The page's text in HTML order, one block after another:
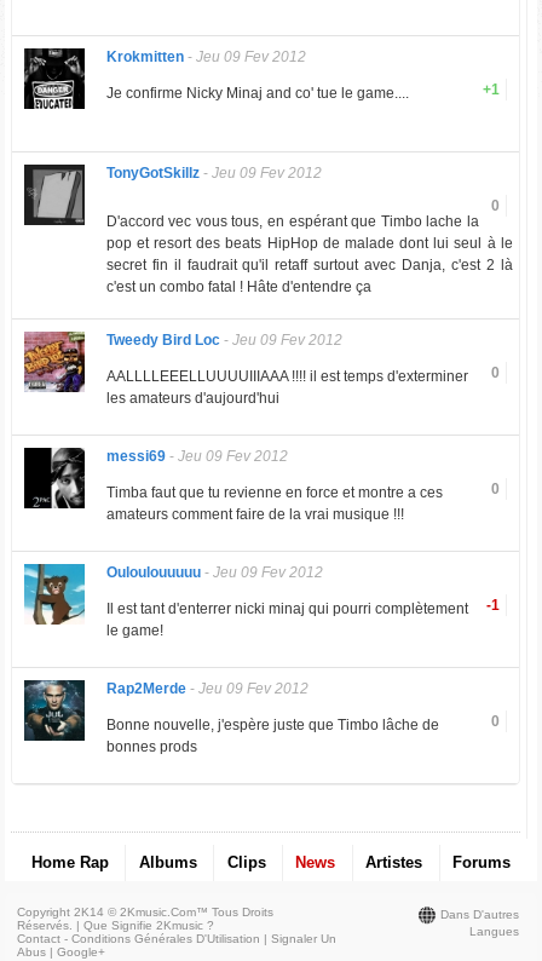
Krokmitten- Jeu 09 Fev 2012
+1
Je confirme Nicky Minaj and co' tue le game....
TonyGotSkillz- Jeu 09 Fev 2012
0
D'accord vec vous tous, en espérant que Timbo lache la
pop et resort des beats HipHop de malade dont lui seul à le
secret fin il faudrait qu'il retaff surtout avec Danja, c'est 2 là
c'est un combo fatal ! Hâte d'entendre ça
Tweedy Bird Loc- Jeu 09 Fev 2012
0
AALLLLEEELLUUUUIIIAAA !!!! il est temps d'exterminer
les amateurs d'aujourd'hui
messi69- Jeu 09 Fev 2012
0
Timba faut que tu revienne en force et montre a ces
amateurs comment faire de la vrai musique !!!
Ouloulouuuuu- Jeu 09 Fev 2012
-1
Il est tant d'enterrer nicki minaj qui pourri complètement
le game!
Rap2Merde- Jeu 09 Fev 2012
0
Bonne nouvelle, j'espère juste que Timbo lâche de
bonnes prods
Home Rap Albums Clips News Artistes Forums
Dans D'autres
Langues
Copyright 2K14 © 2Kmusic.com™Tous Droits
Réservés . |Que Signifie 2Kmusic ?
Contact - Conditions Générales D'Utilisation |Signaler Un
Abus |Google+